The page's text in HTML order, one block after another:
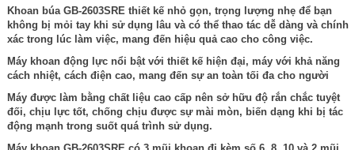
Khoan búa GB-2603SRE thiết kế nhỏ gọn, trọng lượng nhẹ để bạn
không bị mỏi tay khi sử dụng lâu và có thể thao tác dễ dàng và chính
xác trong lúc làm việc, mang đến hiệu quả cao cho công việc.
Máy khoan động lực nổi bật với thiết kế hiện đại, máy với khả năng
cách nhiệt, cách điện cao, mang đến sự an toàn tối đa cho người
Máy được làm bằng chất liệu cao cấp nên sở hữu độ rắn chắc tuyệt
đối, chịu lực tốt, chống chịu được sự mài mòn, biến dạng khi bị tác
động mạnh trong suốt quá trình sử dụng.